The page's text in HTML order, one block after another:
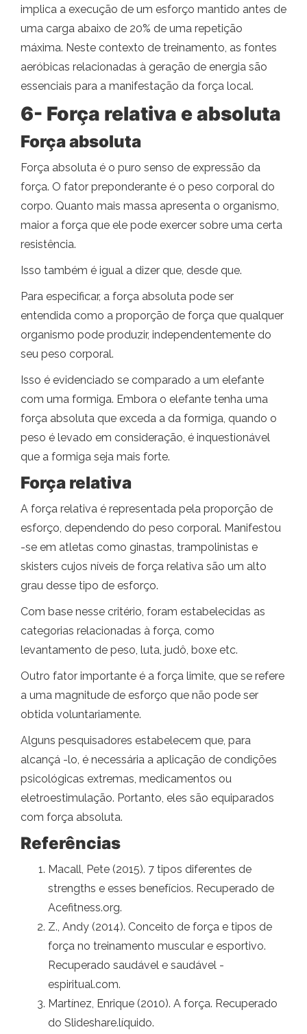
implica a execução de um esforço mantido antes de
uma carga abaixo de 20% de uma repetição
máxima. Neste contexto de treinamento, as fontes
aeróbicas relacionadas à geração de energia são
essenciais para a manifestação da força local.
6- Força relativa e absoluta
Força absoluta
Força absoluta é o puro senso de expressão da
força. O fator preponderante é o peso corporal do
corpo. Quanto mais massa apresenta o organismo,
maior a força que ele pode exercer sobre uma certa
resistência.
Isso também é igual a dizer que, desde que.
Para especificar, a força absoluta pode ser
entendida como a proporção de força que qualquer
organismo pode produzir, independentemente do
seu peso corporal.
Isso é evidenciado se comparado a um elefante
com uma formiga. Embora o elefante tenha uma
força absoluta que exceda a da formiga, quando o
peso é levado em consideração, é inquestionável
que a formiga seja mais forte.
Força relativa
A força relativa é representada pela proporção de
esforço, dependendo do peso corporal. Manifestou
-se em atletas como ginastas, trampolinistas e
skisters cujos níveis de força relativa são um alto
grau desse tipo de esforço.
Com base nesse critério, foram estabelecidas as
categorias relacionadas à força, como
levantamento de peso, luta, judô, boxe etc.
Outro fator importante é a força limite, que se refere
a uma magnitude de esforço que não pode ser
obtida voluntariamente.
Alguns pesquisadores estabelecem que, para
alcançá -lo, é necessária a aplicação de condições
psicológicas extremas, medicamentos ou
eletroestimulação. Portanto, eles são equiparados
com força absoluta.
Referências
Macall, Pete (2015). 7 tipos diferentes de
strengths e esses benefícios. Recuperado de
Acefitness.org.
Z., Andy (2014). Conceito de força e tipos de
força no treinamento muscular e esportivo.
Recuperado saudável e saudável -
espiritual.com.
Martínez, Enrique (2010). A força. Recuperado
do Slideshare.líquido.